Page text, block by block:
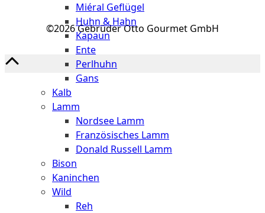
Miéral Geflügel
Huhn & Hahn
Kapaun
Ente
Perlhuhn
Gans
Kalb
Lamm
Nordsee Lamm
Französisches Lamm
Donald Russell Lamm
Bison
Kaninchen
Wild
Reh
©2026 Gebrüder Otto Gourmet GmbH